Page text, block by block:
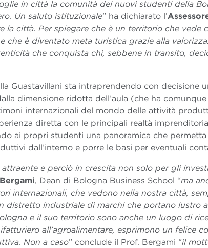
in città la comunità dei nuovi studenti della
Un saluto istituzionale” ha dichiarato l’
la città. Per spiegare che è un territorio che vede
che è diventato meta turistica grazie alla
che conquista chi, sebbene in transito,
Guastavillani sta intraprendendo con decisione
dimensione ridotta dell’aula (che ha
internazionali del mondo delle attività
diretta con le principali realtà
ai propri studenti una panoramica che
dall’interno e porre le basi per eventuali
e perciò in crescita non solo per gli
, Dean di Bologna Business School “ma
internazionali, che vedono nella nostra città,
distretto industriale di marchi che portano lustro
e il suo territorio sono anche un luogo di
all’agroalimentare, esprimono un felice
Non a caso” conclude il Prof. Bergami “il